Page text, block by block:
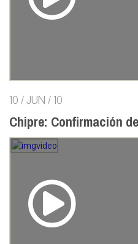
10 / JUN / 10
Chipre: Confirmación